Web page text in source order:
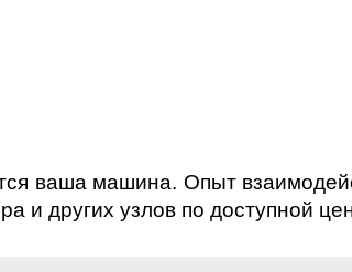
ваша машина. Опыт
и других узлов по доступной